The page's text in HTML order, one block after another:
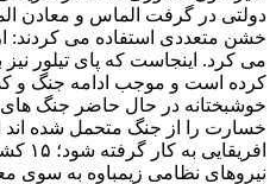
دولتی در گرفت الماس و معادن
خشن متعددی استفاده می کردند:
می کرد. اینجاست که پای تیلور
کرده است و موجب ادامه جنگ و
نیروهای نظامی زیمباوه به سوی معدن چیان